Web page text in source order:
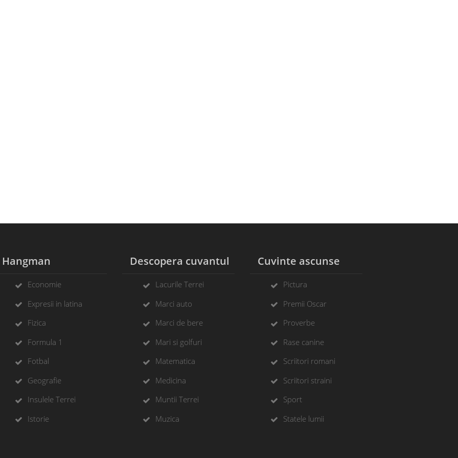
Hangman
Economie
Expresii in latina
Fizica
Formula 1
Fotbal
Geografie
Insulele Terrei
Istorie
Descopera cuvantul
Lacurile Terrei
Marci auto
Marci de bere
Mari si golfuri
Matematica
Medicina
Muntii Terrei
Muzica
Cuvinte ascunse
Pictura
Premii Oscar
Proverbe
Rase canine
Scriitori romani
Scriitori straini
Sport
Statele lumii